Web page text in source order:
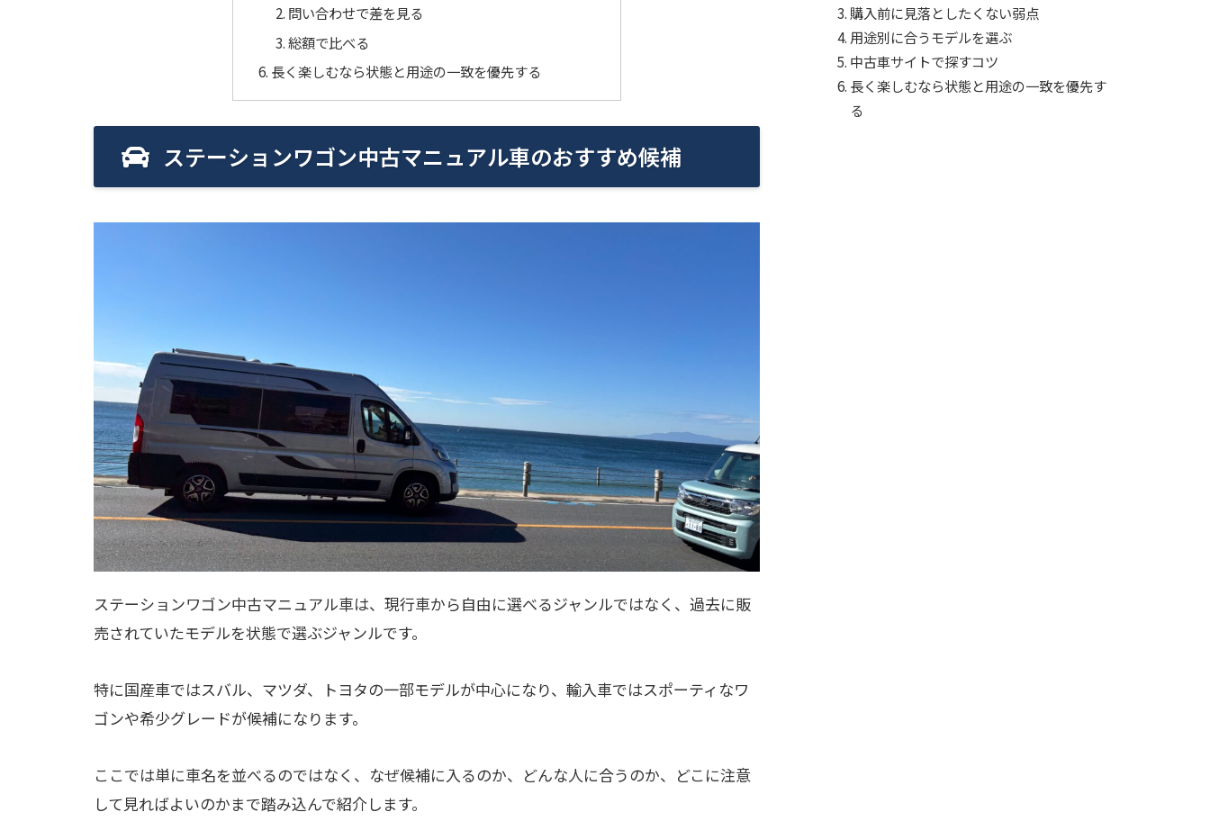
問い合わせで差を見る
総額で比べる
長く楽しむなら状態と用途の一致を優先する
ステーションワゴン中古マニュアル車のおすすめ候補
ステーションワゴン中古マニュアル車は、現行車から自由に選べるジャンルではなく、過去に販
売されていたモデルを状態で選ぶジャンルです。
特に国産車ではスバル、マツダ、トヨタの一部モデルが中心になり、輸入車ではスポーティなワ
ゴンや希少グレードが候補になります。
ここでは単に車名を並べるのではなく、なぜ候補に入るのか、どんな人に合うのか、どこに注意
して見ればよいのかまで踏み込んで紹介します。
購入前に見落としたくない弱点
用途別に合うモデルを選ぶ
中古車サイトで探すコツ
長く楽しむなら状態と用途の一致を優先す
る